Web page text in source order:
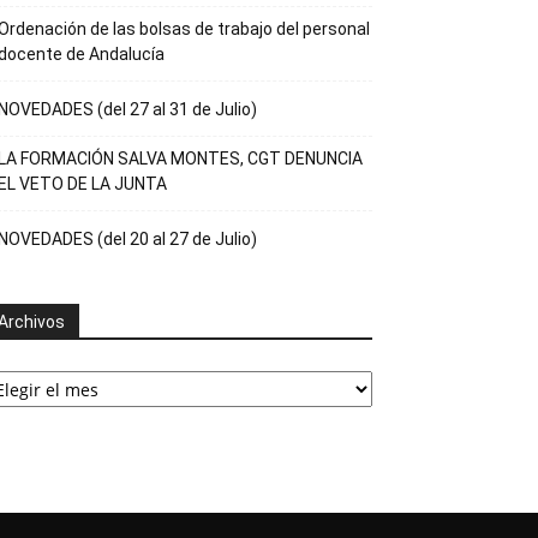
de las bolsas de trabajo del personal
de Andalucía
(del 27 al 31 de Julio)
FORMACIÓN SALVA MONTES, CGT DENUNCIA
VETO DE LA JUNTA
(del 20 al 27 de Julio)